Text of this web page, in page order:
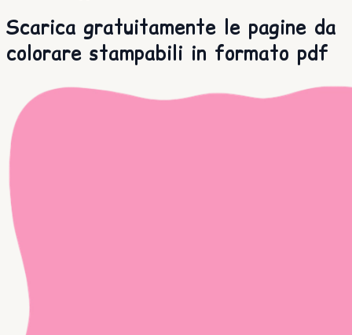
Scarica gratuitamente le pagine da
colorare stampabili in formato pdf